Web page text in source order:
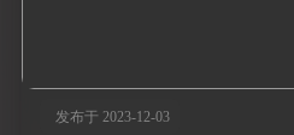
发布于 2023-12-03